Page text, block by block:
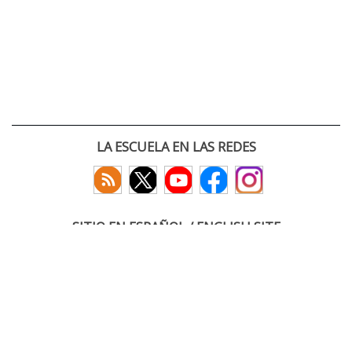
LA ESCUELA EN LAS REDES
SITIO EN ESPAÑOL / ENGLISH SITE